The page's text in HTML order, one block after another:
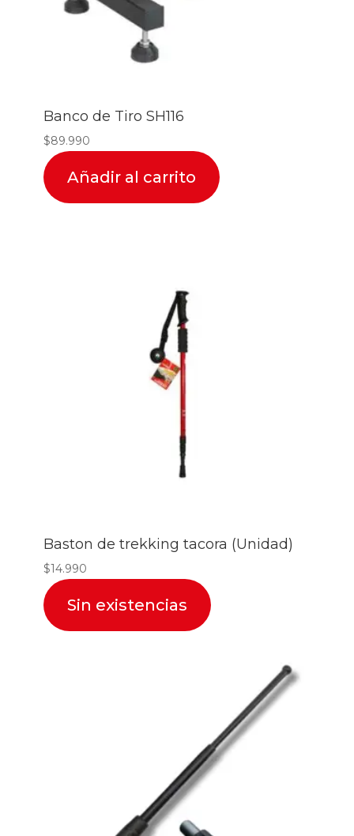
Banco de Tiro SH116
$89.990
Añadir al carrito
Baston de trekking tacora (Unidad)
$14.990
Sin existencias